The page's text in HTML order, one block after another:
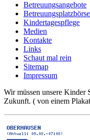
Betreuungsangebote
Betreuungsplatzbörse
Kindertagespflege
Medien
Kontakte
Links
Schaut mal rein
Sitemap
Impressum
Wir müssen unsere Kinder
Zukunft. ( von einem